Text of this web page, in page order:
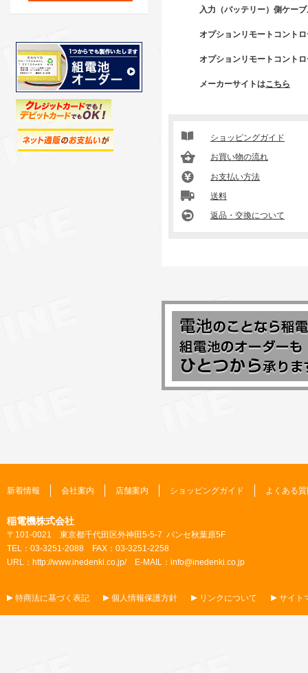
入力（バッテリー）側ケー
オプションリモートコント
オプションリモートコント
メーカーサイトはこちら
ショッピングガイド
お買い物の流れ
お支払い方法
送料
返品・交換について
新着情報 会社案内 店舗案内 ショッピングガイド よくある
稲電機株式会社
〒101-0021 東京都千代田区外神田5-5-7 パンセ秋葉原5F
TEL：03-3251-2088 FAX：03-3251-2258
URL： http://www.inedenki.co.jp/E-MAIL： info@inedenki.co.jp
特商法に基づく表記 個人情報保護方針 リンクについて サイト